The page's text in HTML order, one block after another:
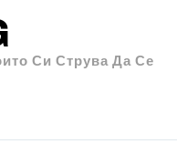
Си Струва Да Се